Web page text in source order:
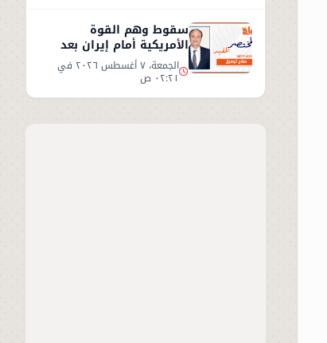
سقوط وهم القوة
الأمريكية أمام إيران بعد
تسريبات السلاح" الجمعة، ٧ أغسطس ٢٠٢٦ في
٠٢:٢١ ص